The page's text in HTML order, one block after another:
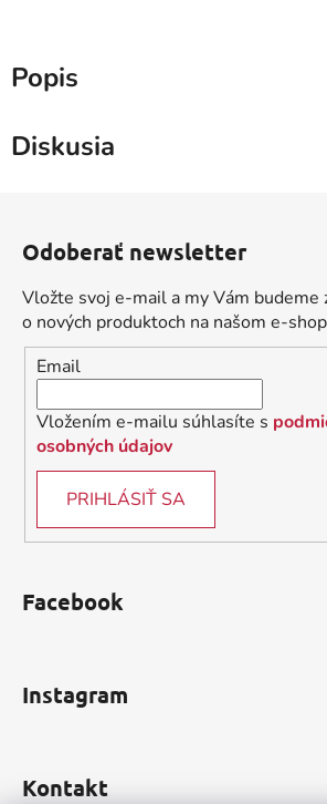
Popis
Diskusia
Odoberať newsletter
Vložte svoj e-mail a my Vám budeme
o nových produktoch na našom e-
Email
Vložením e-mailu súhlasíte s
osobných údajov
PRIHLÁSIŤ SA
Facebook
Instagram
Kontakt